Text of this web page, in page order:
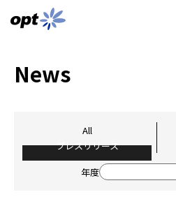
News
All
プレスリリース
年度